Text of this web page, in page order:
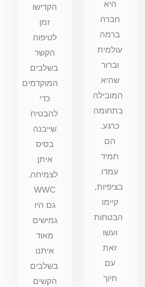
היא
חברה
ברמה
עולמית
וברור
שהיא
המובילה
בתחומה
כרגע.
הם
תמיד
עמדו
בציפיות,
קיימו
הבטחות
ועשו
זאת
עם
חיוך
הקדישו
זמן
לטיפוח
הקשר
בשלבים
המוקדמים
כדי
להבטיח
שייבנה
בסיס
איתן
לצמיחה.
WWC
גם היו
גמישים
מאוד
איתנו
בשלבים
הקשים